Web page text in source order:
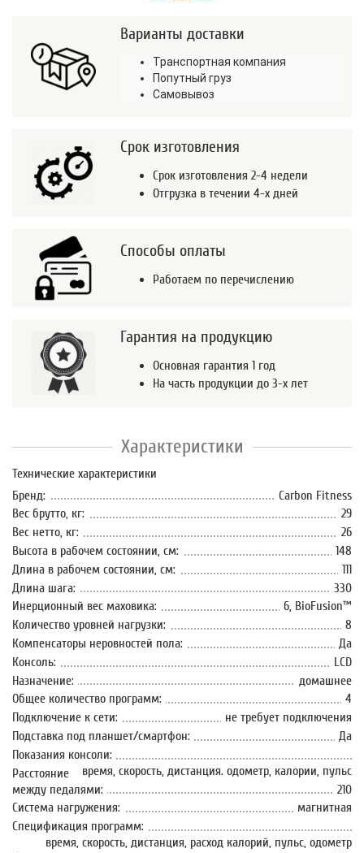
Варианты доставки
Транспортная компания
Попутный груз
Самовывоз
Срок изготовления
Срок изготовления 2-4 недели
Отгрузка в течении 4-х дней
Способы оплаты
Работаем по перечислению
Гарантия на продукцию
Основная гарантия 1 год
На часть продукции до 3-х лет
Характеристики
Технические характеристики
Бренд:
Carbon Fitness
Вес брутто, кг:
29
Вес нетто, кг:
26
Высота в рабочем состоянии, см:
148
Длина в рабочем состоянии, см:
111
Длина шага:
330
Инерционный вес маховика:
6, BioFusion™
Количество уровней нагрузки:
8
Компенсаторы неровностей пола:
Да
Консоль:
LCD
Назначение:
домашнее
Общее количество программ:
4
Подключение к сети:
не требует подключения
Подставка под планшет/смартфон:
Да
Показания консоли:
время, скорость, дистанция. одометр, калории, пульс
Расстояние
между педалями:
210
Система нагружения:
магнитная
Спецификация программ:
время, скорость, дистанция, расход калорий, пульс, одометр